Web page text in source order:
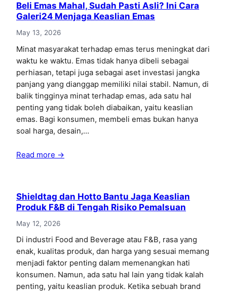
Beli Emas Mahal, Sudah Pasti Asli? Ini Cara
Galeri24 Menjaga Keaslian Emas
May 13, 2026
Minat masyarakat terhadap emas terus meningkat dari
waktu ke waktu. Emas tidak hanya dibeli sebagai
perhiasan, tetapi juga sebagai aset investasi jangka
panjang yang dianggap memiliki nilai stabil. Namun, di
balik tingginya minat terhadap emas, ada satu hal
penting yang tidak boleh diabaikan, yaitu keaslian
emas. Bagi konsumen, membeli emas bukan hanya
soal harga, desain,…
Read more →
Shieldtag dan Hotto Bantu Jaga Keaslian
Produk F&B di Tengah Risiko Pemalsuan
May 12, 2026
Di industri Food and Beverage atau F&B, rasa yang
enak, kualitas produk, dan harga yang sesuai memang
menjadi faktor penting dalam memenangkan hati
konsumen. Namun, ada satu hal lain yang tidak kalah
penting, yaitu keaslian produk. Ketika sebuah brand